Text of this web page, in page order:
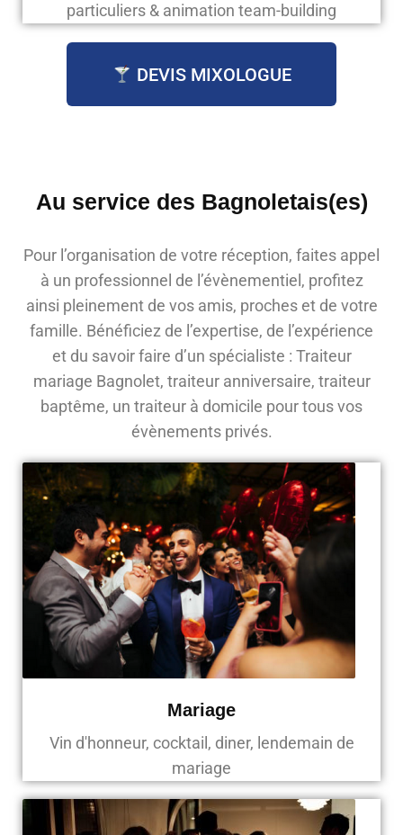
particuliers & animation team-building
DEVIS MIXOLOGUE
Au service des Bagnoletais(es)
Pour l’organisation de votre réception, faites appel
à un professionnel de l’évènementiel, profitez
ainsi pleinement de vos amis, proches et de votre
famille. Bénéficiez de l’expertise, de l’expérience
et du savoir faire d’un spécialiste : Traiteur
mariage Bagnolet, traiteur anniversaire, traiteur
baptême, un traiteur à domicile pour tous vos
évènements privés.
Mariage
Vin d'honneur, cocktail, diner, lendemain de
mariage